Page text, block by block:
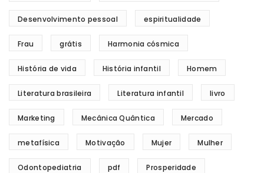
Desenvolvimento pessoal espiritualidade
Frau grátis Harmonia cósmica
História de vida História infantil Homem
Literatura brasileira Literatura infantil livro
Marketing Mecânica Quântica Mercado
metafísica Motivação Mujer Mulher
Odontopediatria pdf Prosperidade